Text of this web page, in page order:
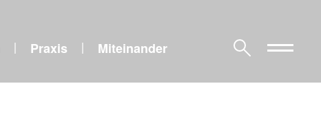
| Praxis | Miteinander